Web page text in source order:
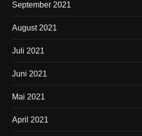
September 2021
August 2021
Juli 2021
Juni 2021
Mai 2021
April 2021